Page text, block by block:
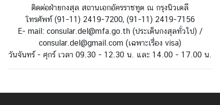
ม
สั
พั
ติดต่อฝ่ายกงสุล สถานเอกอัครราชทูต ณ กรุงนิวเดลี
โทรศัพท์ (91-11) 2419-7200, (91-11) 2419-7156
E- mail: consular.del@mfa.go.th (ประเด็นกงสุลทั่วไป) /
consular.del@gmail.com (เฉพาะเรื่อง visa)
วันจันทร์ - ศุกร์ เวลา 09.30 - 12.30 น. และ 14.00 - 17.00 น.